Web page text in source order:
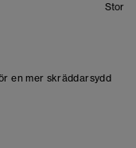
Stor
en mer skräddarsydd